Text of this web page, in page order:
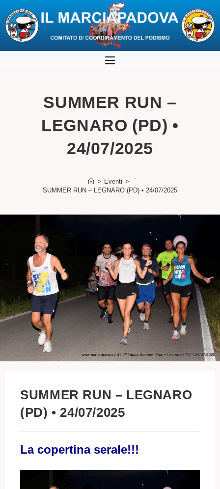
al
SUMMER RUN –
LEGNARO (PD) •
24/07/2025
> Eventi >
SUMMER RUN – LEGNARO (PD) • 24/07/2025
SUMMER RUN – LEGNARO
(PD) • 24/07/2025
La copertina serale!!!